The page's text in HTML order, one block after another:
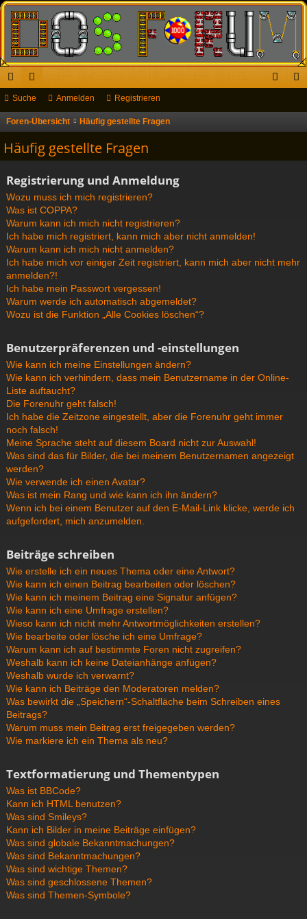
ch
ne
ug
riff
or
en
de re
Suche Anmelden Registrieren
Foren-Übersicht Häufig gestellte Fragen
Häufig gestellte Fragen
Registrierung und Anmeldung
Wozu muss ich mich registrieren?
Was ist COPPA?
Warum kann ich mich nicht registrieren?
Ich habe mich registriert, kann mich aber nicht anmelden!
Warum kann ich mich nicht anmelden?
Ich habe mich vor einiger Zeit registriert, kann mich aber nicht mehr
anmelden?!
Ich habe mein Passwort vergessen!
Warum werde ich automatisch abgemeldet?
Wozu ist die Funktion „Alle Cookies löschen“?
Benutzerpräferenzen und -einstellungen
Wie kann ich meine Einstellungen ändern?
Wie kann ich verhindern, dass mein Benutzername in der Online-
Liste auftaucht?
Die Forenuhr geht falsch!
Ich habe die Zeitzone eingestellt, aber die Forenuhr geht immer
noch falsch!
Meine Sprache steht auf diesem Board nicht zur Auswahl!
Was sind das für Bilder, die bei meinem Benutzernamen angezeigt
werden?
Wie verwende ich einen Avatar?
Was ist mein Rang und wie kann ich ihn ändern?
Wenn ich bei einem Benutzer auf den E-Mail-Link klicke, werde ich
aufgefordert, mich anzumelden.
Beiträge schreiben
Wie erstelle ich ein neues Thema oder eine Antwort?
Wie kann ich einen Beitrag bearbeiten oder löschen?
Wie kann ich meinem Beitrag eine Signatur anfügen?
Wie kann ich eine Umfrage erstellen?
Wieso kann ich nicht mehr Antwortmöglichkeiten erstellen?
Wie bearbeite oder lösche ich eine Umfrage?
Warum kann ich auf bestimmte Foren nicht zugreifen?
Weshalb kann ich keine Dateianhänge anfügen?
Weshalb wurde ich verwarnt?
Wie kann ich Beiträge den Moderatoren melden?
Was bewirkt die „Speichern“-Schaltfläche beim Schreiben eines
Beitrags?
Warum muss mein Beitrag erst freigegeben werden?
Wie markiere ich ein Thema als neu?
Textformatierung und Thementypen
Was ist BBCode?
Kann ich HTML benutzen?
Was sind Smileys?
Kann ich Bilder in meine Beiträge einfügen?
Was sind globale Bekanntmachungen?
Was sind Bekanntmachungen?
Was sind wichtige Themen?
Was sind geschlossene Themen?
Was sind Themen-Symbole?